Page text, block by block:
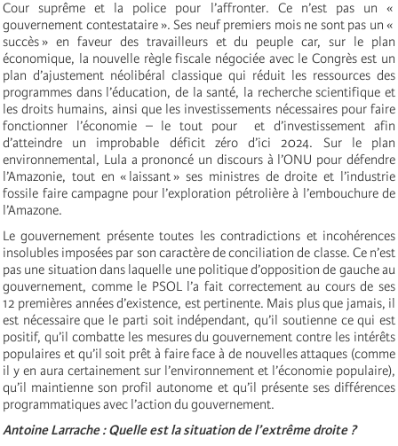
Cour suprême et la police pour l’affronter. Ce n’est pas un «
gouvernement contestataire ». Ses neuf premiers mois ne sont pas un «
succès » en faveur des travailleurs et du peuple car, sur le plan
économique, la nouvelle règle fiscale négociée avec le Congrès est un
plan d’ajustement néolibéral classique qui réduit les ressources des
programmes dans l’éducation, de la santé, la recherche scientifique et
les droits humains, ainsi que les investissements nécessaires pour faire
fonctionner l’économie – le tout pour et d’investissement afin
d’atteindre un improbable déficit zéro d’ici 2024. Sur le plan
environnemental, Lula a prononcé un discours à l’ONU pour défendre
l’Amazonie, tout en « laissant » ses ministres de droite et l’industrie
fossile faire campagne pour l’exploration pétrolière à l’embouchure de
l’Amazone.
Le gouvernement présente toutes les contradictions et incohérences
insolubles imposées par son caractère de conciliation de classe. Ce n’est
pas une situation dans laquelle une politique d’opposition de gauche au
gouvernement, comme le PSOL l’a fait correctement au cours de ses
12 premières années d’existence, est pertinente. Mais plus que jamais, il
est nécessaire que le parti soit indépendant, qu’il soutienne ce qui est
positif, qu’il combatte les mesures du gouvernement contre les intérêts
populaires et qu’il soit prêt à faire face à de nouvelles attaques (comme
il y en aura certainement sur l’environnement et l’économie populaire),
qu’il maintienne son profil autonome et qu’il présente ses différences
programmatiques avec l’action du gouvernement.
Antoine Larrache : Quelle est la situation de l’extrême droite ?